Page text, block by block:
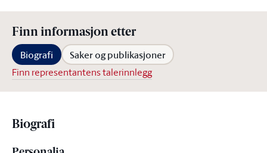
Finn informasjon etter
Biografi Saker og publikasjoner
Finn representantens talerinnlegg
Biografi